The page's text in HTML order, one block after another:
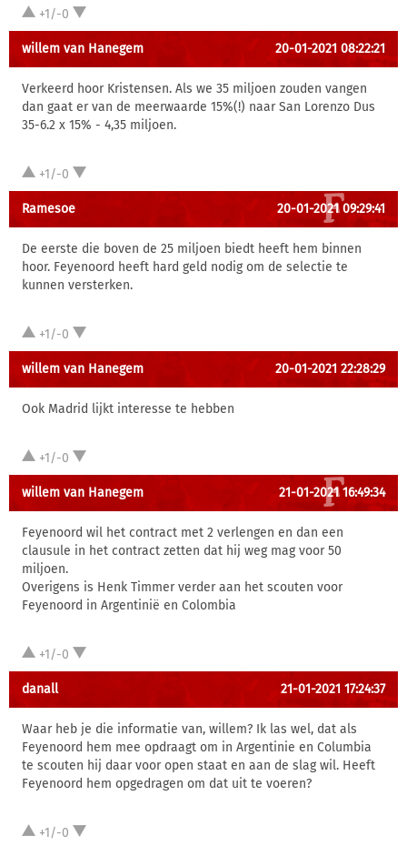
+1/-0
willem van Hanegem 20-01-2021 08:22:21
Verkeerd hoor Kristensen. Als we 35 miljoen zouden vangen
dan gaat er van de meerwaarde 15%(!) naar San Lorenzo Dus
35-6.2 x 15% - 4,35 miljoen.
+1/-0
Ramesoe 20-01-2021 09:29:41
De eerste die boven de 25 miljoen biedt heeft hem binnen
hoor. Feyenoord heeft hard geld nodig om de selectie te
kunnen versterken.
+1/-0
willem van Hanegem 20-01-2021 22:28:29
Ook Madrid lijkt interesse te hebben
+1/-0
willem van Hanegem 21-01-2021 16:49:34
Feyenoord wil het contract met 2 verlengen en dan een
clausule in het contract zetten dat hij weg mag voor 50
miljoen.
Overigens is Henk Timmer verder aan het scouten voor
Feyenoord in Argentinië en Colombia
+1/-0
danall 21-01-2021 17:24:37
Waar heb je die informatie van, willem? Ik las wel, dat als
Feyenoord hem mee opdraagt om in Argentinie en Columbia
te scouten hij daar voor open staat en aan de slag wil. Heeft
Feyenoord hem opgedragen om dat uit te voeren?
+1/-0